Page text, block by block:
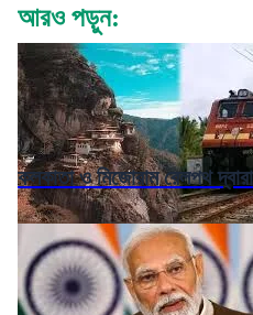
আরও পড়ুন:
কলকাতা ও মিজোরাম রেলপথ